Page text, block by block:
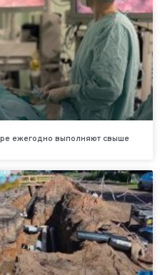
ежегодно выполняют свыше